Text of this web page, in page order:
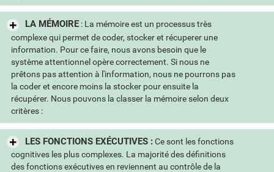
LA MÉMOIRE: La mémoire est un processus très
complexe qui permet de coder, stocker et récuperer une
information. Pour ce faire, nous avons besoin que le
système attentionnel opère correctement. Si nous ne
prêtons pas attention à l'information, nous ne pourrons pas
la coder et encore moins la stocker pour ensuite la
récupérer. Nous pouvons la classer la mémoire selon deux
critères :
LES FONCTIONS EXÉCUTIVES :Ce sont les fonctions
cognitives les plus complexes. La majorité des définitions
des fonctions exécutives en reviennent au contrôle de la